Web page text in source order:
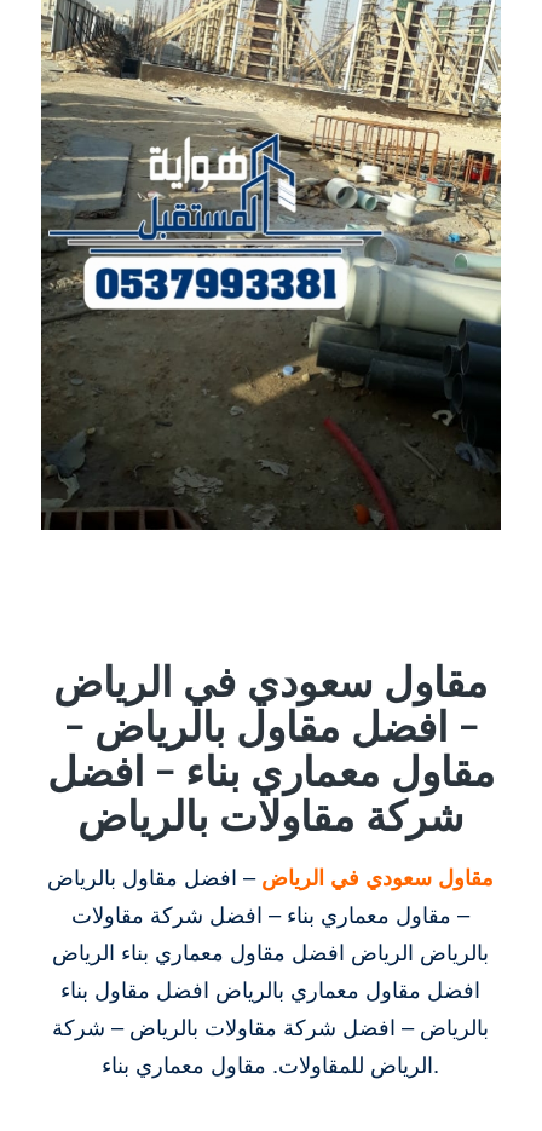
مقاول سعودي في الرياض
– افضل مقاول بالرياض –
مقاول معماري بناء – افضل
شركة مقاولات بالرياض
مقاول سعودي في الرياض– افضل مقاول بالرياض
– مقاول معماري بناء – افضل شركة مقاولات
بالرياض الرياض افضل مقاول معماري بناء الرياض
افضل مقاول معماري بالرياض افضل مقاول بناء
بالرياض – افضل شركة مقاولات بالرياض – شركة
الرياض للمقاولات. مقاول معماري بناء.